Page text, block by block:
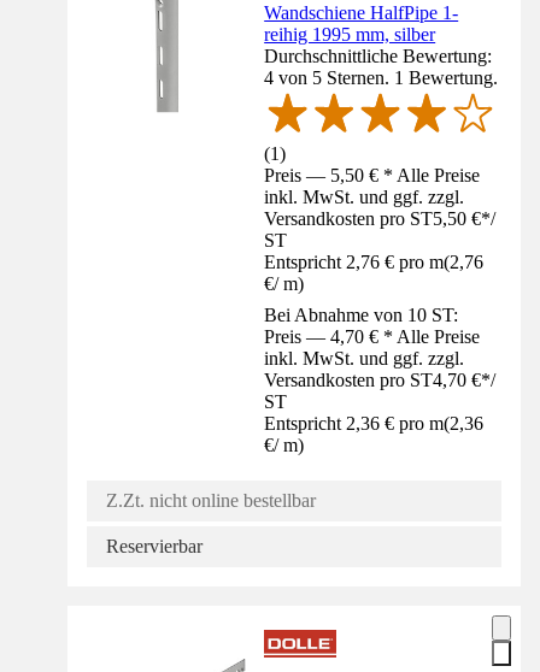
Wandschiene HalfPipe 1-
reihig 1995 mm, silber
Durchschnittliche Bewertung:
4 von 5 Sternen. 1 Bewertung.
(1)
Preis — 5,50 € * Alle Preise
inkl. MwSt. und ggf. zzgl.
Versandkosten pro ST5,50 €*/
ST
Entspricht 2,76 € pro m(2,76
€/ m)
Bei Abnahme von 10 ST:
Preis — 4,70 € * Alle Preise
inkl. MwSt. und ggf. zzgl.
Versandkosten pro ST4,70 €*/
ST
Entspricht 2,36 € pro m(2,36
€/ m)
Z.Zt. nicht online bestellbar
Reservierbar